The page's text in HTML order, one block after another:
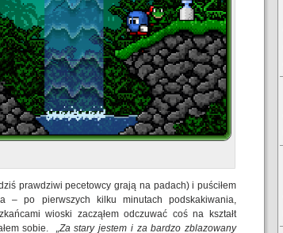
prawdziwi pecetowcy grają na padach) i puściłem
– po pierwszych kilku minutach podskakiwania,
wioski zacząłem odczuwać coś na kształt
sobie. „Za stary jestem i za bardzo zblazowany